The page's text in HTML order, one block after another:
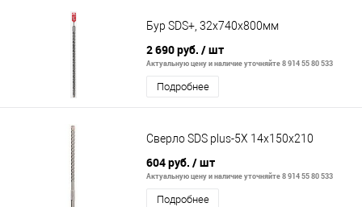
Бур SDS+, 32x740х800мм
2 690 руб. / шт
Актуальную цену и наличие уточняйте 8 914 55 80 533
Подробнее
Сверло SDS plus-5X 14x150x210
604 руб. / шт
Актуальную цену и наличие уточняйте 8 914 55 80 533
Подробнее